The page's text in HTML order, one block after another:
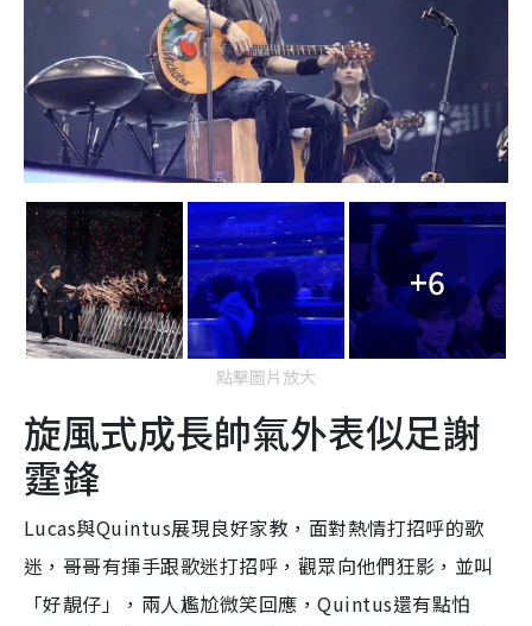
+6
點擊圖片放大
旋風式成長帥氣外表似足謝
霆鋒
Lucas與Quintus展現良好家教，面對熱情打招呼的歌
迷，哥哥有揮手跟歌迷打招呼，觀眾向他們狂影，並叫
「好靚仔」，兩人尷尬微笑回應，Quintus還有點怕